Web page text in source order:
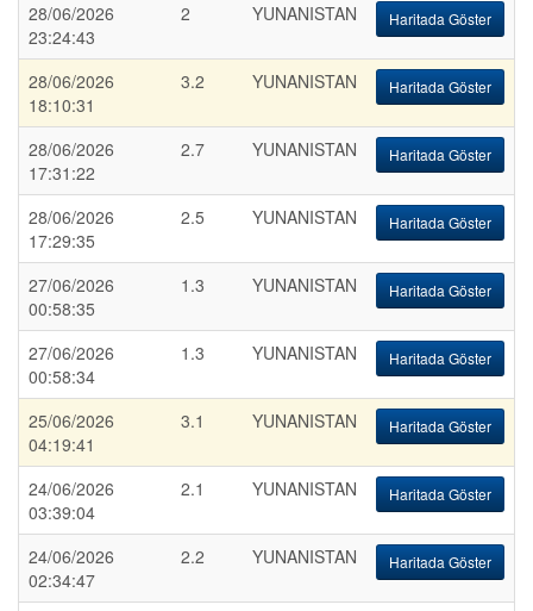
28/06/2026
23:24:43
2 YUNANISTAN Haritada Göster
28/06/2026
18:10:31
3.2 YUNANISTAN Haritada Göster
28/06/2026
17:31:22
2.7 YUNANISTAN Haritada Göster
28/06/2026
17:29:35
2.5 YUNANISTAN Haritada Göster
27/06/2026
00:58:35
1.3 YUNANISTAN Haritada Göster
27/06/2026
00:58:34
1.3 YUNANISTAN Haritada Göster
25/06/2026
04:19:41
3.1 YUNANISTAN Haritada Göster
24/06/2026
03:39:04
2.1 YUNANISTAN Haritada Göster
24/06/2026
02:34:47
2.2 YUNANISTAN Haritada Göster